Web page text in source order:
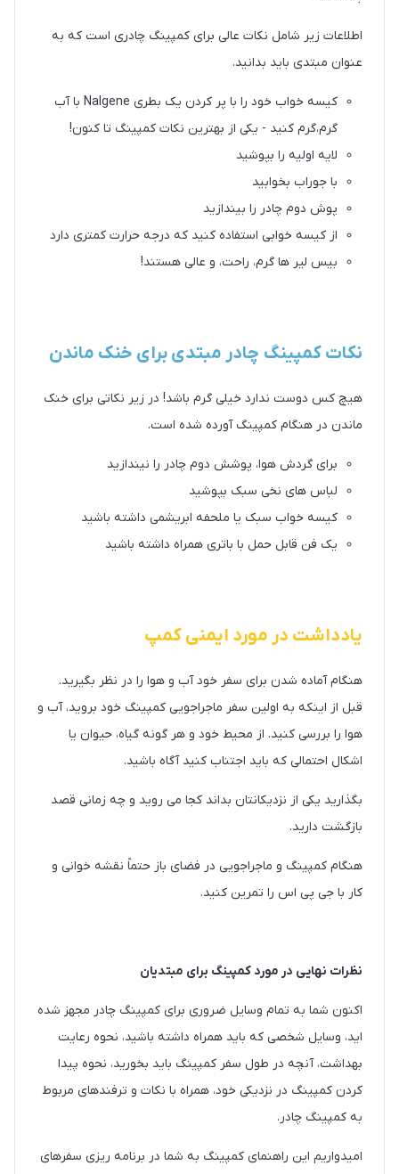
اطلاعات زیر شامل نکات عالی برای کمپینگ چادری است که به
عنوان مبتدی باید بدانید.
کیسه خواب خود را با پر کردن یک بطری Nalgene با آب
گرم،گرم کنید - یکی از بهترین نکات کمپینگ تا کنون!
لایه اولیه را بپوشید
با جوراب بخوابید
پوش دوم چادر را بیندازید
از کیسه خوابی استفاده کنید که درجه حرارت کمتری دارد
بیس لیر ها گرم، راحت، و عالی هستند!
نکات کمپینگ چادر مبتدی برای خنک ماندن
هیچ کس دوست ندارد خیلی گرم باشد! در زیر نکاتی برای خنک
ماندن در هنگام کمپینگ آورده شده است.
برای گردش هوا، پوشش دوم چادر را نیندازید
لباس های نخی سبک بپوشید
کیسه خواب سبک یا ملحفه ابریشمی داشته باشید
یک فن قابل حمل با باتری همراه داشته باشید
یادداشت در مورد ایمنی کمپ
هنگام آماده شدن برای سفر خود آب و هوا را در نظر بگیرید.
قبل از اینکه به اولین سفر ماجراجویی کمپینگ خود بروید، آب و
هوا را بررسی کنید. از محیط خود و هر گونه گیاه، حیوان یا
اشکال احتمالی که باید اجتناب کنید آگاه باشید.
بگذارید یکی از نزدیکانتان بداند کجا می روید و چه زمانی قصد
بازگشت دارید.
هنگام کمپینگ و ماجراجویی در فضای باز حتماً نقشه خوانی و
کار با جی پی اس را تمرین کنید.
نظرات نهایی در مورد کمپینگ برای مبتدیان
اکنون شما به تمام وسایل ضروری برای کمپینگ چادر مجهز شده
اید، وسایل شخصی که باید همراه داشته باشید، نحوه رعایت
بهداشت، آنچه در طول سفر کمپینگ باید بخورید، نحوه پیدا
کردن کمپینگ در نزدیکی خود، همراه با نکات و ترفندهای مربوط
به کمپینگ چادر.
امیدواریم این راهنمای کمپینگ به شما در برنامه ریزی سفرهای